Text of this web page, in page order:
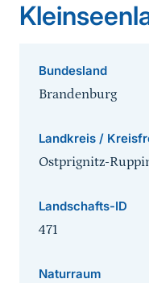
Bundesland
Brandenburg
Landkreis /
Ostprignitz-
Landschafts-ID
471
Naturraum